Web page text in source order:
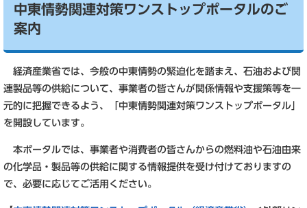
中東情勢関連対策ワンストップポータルのご
案内
経済産業省では、今般の中東情勢の緊迫化を踏まえ、石油および関
連製品等の供給について、事業者の皆さんが関係情報や支援策等を一
元的に把握できるよう、「中東情勢関連対策ワンストップポータル」
を開設しています。
本ポータルでは、事業者や消費者の皆さんからの燃料油や石油由来
の化学品・製品等の供給に関する情報提供を受け付けておりますの
で、必要に応じてご活用ください。